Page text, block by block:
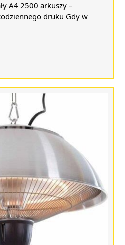
A4 2500 arkuszy –
druku Gdy w